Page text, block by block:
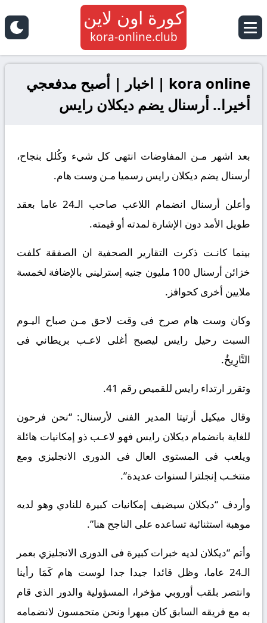
كورة اون لاين
kora-online.club
kora online | اخبار | أصبح مدفعجي
أخيرا.. أرسنال يضم ديكلان رايس
بعد اشهر مـن المفاوضات انتهى كل شيء وكُلل بنجاح،
أرسنال يضم ديكلان رايس رسميا مـن وست هام.
وأعلن أرسنال انضمام اللاعب صاحب الـ24 عاما بعقد
طويل الأمد دون الإشارة لمدته أو قيمته.
بينما كانـت ذكرت التقارير الصحفية ان الصفقة كلفت
خزائن أرسنال 100 مليون جنيه إسترليني بالإضافة لخمسة
ملايين أخرى كحوافز.
وكان وست هام صرح فى وقت لاحق مـن صباح اليـوم
السبت رحيل رايس ليصبح أغلى لاعـب بريطاني فى
التَّارِيخُ.
وتقرر ارتداء رايس للقميص رقم 41.
وقال ميكيل أرتيتا المدير الفنى لأرسنال: “نحن فرحون
للغاية بانضمام ديكلان رايس فهو لاعـب ذو إمكانيات هائلة
ويلعب فى المستوى العال فى الدورى الانجليزي ومع
منتخـب إنجلترا لسنوات عديدة”.
وأردف “ديكلان سيضيف إمكانيات كبيرة للنادي وهو لديه
موهبة استثنائية تساعده على الناجح هنا”.
وأتم “ديكلان لديه خبرات كبيرة فى الدورى الانجليزي بعمر
الـ24 عاما، وظل قائدا جيدا جدا لوست هام كَمَا رأينا
وانتصر بلقب أوروبي مؤخرا، المسؤولية والدور الذى قام
به مع فريقه السابق كان مبهرا ونحن متحمسون لانضمامه